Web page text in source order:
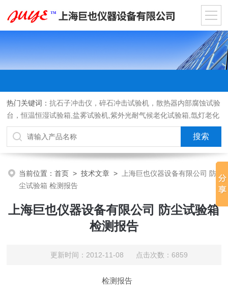
热门关键词：抗石子冲击仪，碎石冲击试验机，散热器内部腐蚀试验
台，恒温恒湿试验箱,盐雾试验机,紫外光耐气候老化试验箱,氙灯老化
试验箱，沙尘试验箱，淋雨试验箱，汽车内饰材料燃烧试验机
当前位置：首页 >技术文章 >
上海巨也仪器设备有限公司 防
尘试验箱 检测报告
上海巨也仪器设备有限公司 防尘试验箱
检测报告
更新时间：2012-11-08 点击次数：6859
检测报告